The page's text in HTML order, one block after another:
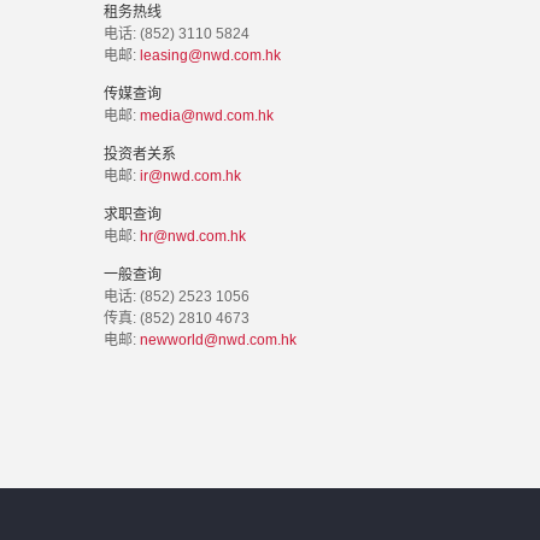
租务热线
电话: (852) 3110 5824
电邮: leasing@nwd.com.hk
传媒查询
电邮: media@nwd.com.hk
投资者关系
电邮: ir@nwd.com.hk
求职查询
电邮: hr@nwd.com.hk
一般查询
电话: (852) 2523 1056
传真: (852) 2810 4673
电邮: newworld@nwd.com.hk